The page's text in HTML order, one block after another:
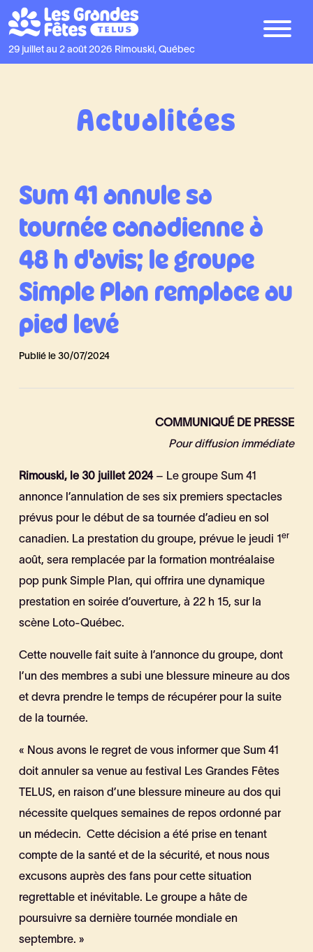
29 juillet au 2 août 2026 Rimouski, Québec
Actualitées
Sum 41 annule sa
tournée canadienne à
48 h d’avis; le groupe
Simple Plan remplace au
pied levé
Publié le 30/07/2024
COMMUNIQUÉ DE PRESSE
Pour diffusion immédiate
Rimouski, le 30 juillet 2024 – Le groupe Sum 41
annonce l’annulation de ses six premiers spectacles
prévus pour le début de sa tournée d’adieu en sol
canadien. La prestation du groupe, prévue le jeudi 1 er
août, sera remplacée par la formation montréalaise
pop punk Simple Plan, qui offrira une dynamique
prestation en soirée d’ouverture, à 22 h 15, sur la
scène Loto-Québec.
Cette nouvelle fait suite à l’annonce du groupe, dont
l’un des membres a subi une blessure mineure au dos
et devra prendre le temps de récupérer pour la suite
de la tournée.
« Nous avons le regret de vous informer que Sum 41
doit annuler sa venue au festival Les Grandes Fêtes
TELUS, en raison d’une blessure mineure au dos qui
nécessite quelques semaines de repos ordonné par
un médecin. Cette décision a été prise en tenant
compte de la santé et de la sécurité, et nous nous
excusons auprès des fans pour cette situation
regrettable et inévitable. Le groupe a hâte de
poursuivre sa dernière tournée mondiale en
septembre. »